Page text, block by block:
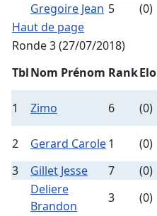
Gregoire Jean 5 (0)
Haut de page
Ronde 3 (27/07/2018)
TblNom Prénom RankElo
1 Zimo 6 (0)
2 Gerard Carole1 (0)
3
Gillet Jesse 7 (0)
Deliere
Brandon
3 (0)